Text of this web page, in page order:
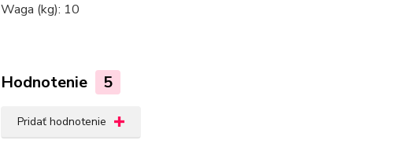
Waga (kg): 10
Hodnotenie 5
Pridať hodnotenie